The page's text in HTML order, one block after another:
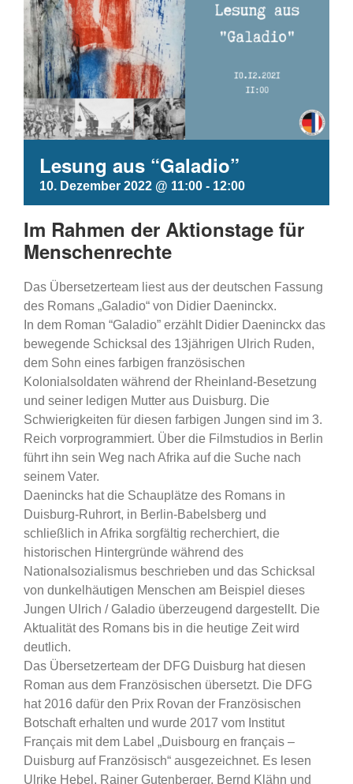
Lesung aus “Galadio”
10. Dezember 2022 @ 11:00 - 12:00
Im Rahmen der Aktionstage für
Menschenrechte
Das Übersetzerteam liest aus der deutschen Fassung
des Romans „Galadio“ von Didier Daeninckx.
In dem Roman “Galadio” erzählt Didier Daeninckx das
bewegende Schicksal des 13jährigen Ulrich Ruden,
dem Sohn eines farbigen französischen
Kolonialsoldaten während der Rheinland-Besetzung
und seiner ledigen Mutter aus Duisburg. Die
Schwierigkeiten für diesen farbigen Jungen sind im 3.
Reich vorprogrammiert. Über die Filmstudios in Berlin
führt ihn sein Weg nach Afrika auf die Suche nach
seinem Vater.
Daenincks hat die Schauplätze des Romans in
Duisburg-Ruhrort, in Berlin-Babelsberg und
schließlich in Afrika sorgfältig recherchiert, die
historischen Hintergründe während des
Nationalsozialismus beschrieben und das Schicksal
von dunkelhäutigen Menschen am Beispiel dieses
Jungen Ulrich / Galadio überzeugend dargestellt. Die
Aktualität des Romans bis in die heutige Zeit wird
deutlich.
Das Übersetzerteam der DFG Duisburg hat diesen
Roman aus dem Französischen übersetzt. Die DFG
hat 2016 dafür den Prix Rovan der Französischen
Botschaft erhalten und wurde 2017 vom Institut
Français mit dem Label „Duisbourg en français –
Duisburg auf Französisch“ ausgezeichnet. Es lesen
Ulrike Hebel, Rainer Gutenberger, Bernd Klähn und